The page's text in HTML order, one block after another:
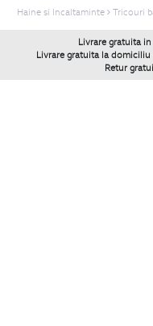
Haine si Incaltaminte Tricouri
Livrare gratuita in
Livrare gratuita la domiciliu
Retur